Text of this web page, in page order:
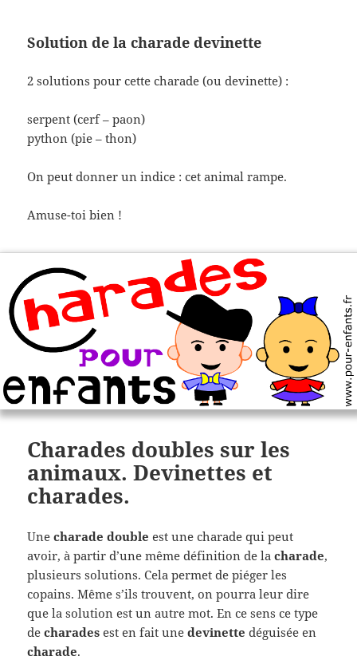
Solution de la charade devinette
2 solutions pour cette charade (ou devinette) :
serpent (cerf – paon)
python (pie – thon)
On peut donner un indice : cet animal rampe.
Amuse-toi bien !
Charades doubles sur les
animaux. Devinettes et
charades.
Unecharade double est une charade qui peut
avoir, à partir d’une même définition de lacharade,
plusieurs solutions. Cela permet de piéger les
copains. Même s’ils trouvent, on pourra leur dire
que la solution est un autre mot. En ce sens ce type
decharades est en fait unedevinette déguisée en
charade.